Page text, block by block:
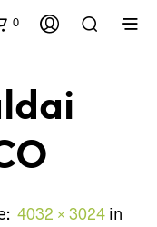
0
4032 × 3024 in